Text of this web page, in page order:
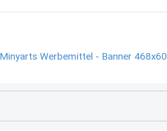
Minyarts Werbemittel - Banner 468x60